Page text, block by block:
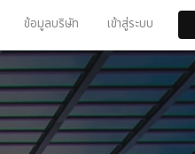
ข้อมูลบริษัท เข้าสู่ระบบ